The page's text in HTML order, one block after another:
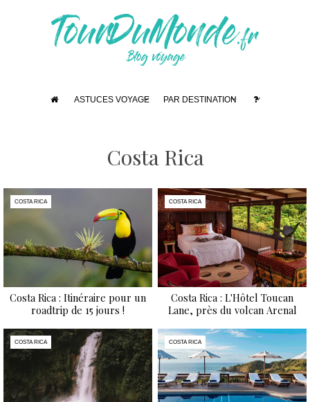
ASTUCES VOYAGE PAR DESTINATION
Costa Rica
COSTA RICA
Costa Rica : Itinéraire pour un
roadtrip de 15 jours !
COSTA RICA
Costa Rica : L'Hôtel Toucan
Lane, près du volcan Arenal
COSTA RICA COSTA RICA